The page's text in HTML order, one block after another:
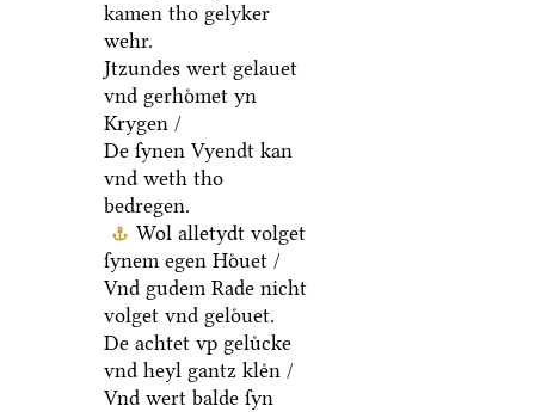
kamen tho gelyker
wehr.
Jtzundes wert gelauet
vnd gerhoͤmet yn
Krygen /
De ſynen Vyendt kan
vnd weth tho
bedregen.
Wol alletydt volget
ſynem egen Hoͤuet /
Vnd gudem Rade nicht
volget vnd geloͤuet.
De achtet vp geluͤcke
vnd heyl gantz kleͤn /
Vnd wert balde ſyn